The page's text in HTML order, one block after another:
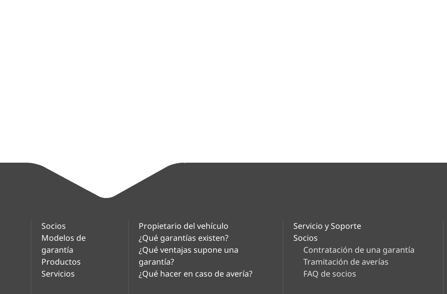
Socios
Modelos de
garantía
Productos
Servicios
Propietario del vehículo
¿Qué garantías existen?
¿Qué ventajas supone una
garantía?
¿Qué hacer en caso de avería?
Servicio y Soporte
Socios
Contratación de una garantía
Tramitación de averías
FAQ de socios